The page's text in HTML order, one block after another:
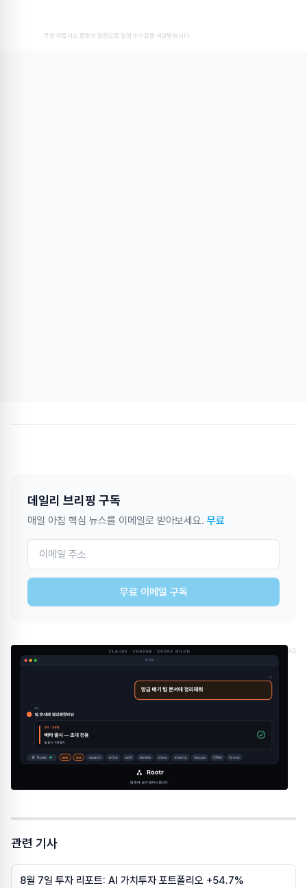
쿠팡 파트너스 활동의 일환으로 일정 수수료를 제공받습니다
데일리 브리핑 구독
매일 아침 핵심 뉴스를 이메일로 받아보세요. 무료
무료 이메일 구독
AD
관련 기사
8월 7일 투자 리포트: AI 가치투자 포트폴리오 +54.7%